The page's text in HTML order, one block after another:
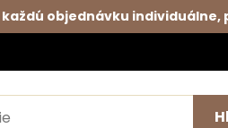
objednávku individuálne,